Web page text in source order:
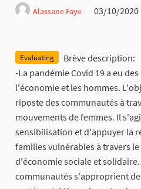
Alassane Faye
03/10/2020
Evaluating
Brève description:
-La pandémie Covid 19 a eu
l'économie et les hommes.
riposte des communautés à
mouvements de femmes. Il
sensibilisation et d'appuyer la
familles vulnérables à travers
d'économie sociale et solidaire.
communautés s'approprient